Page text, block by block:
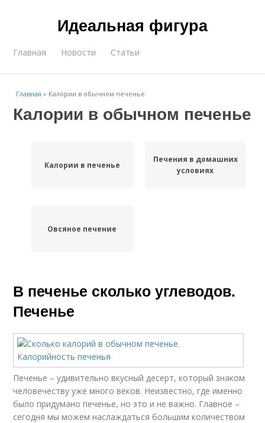
Идеальная фигура
Главная Новости Статьи
Главная » Калории в обычном печенье
Калории в обычном печенье
Калории в печенье
Печения в домашних
условиях
Овсяное печение
В печенье сколько углеводов.
Печенье
Печенье – удивительно вкусный десерт, который знаком
человечеству уже много веков. Неизвестно, где именно
было придумано печенье, но это и не важно. Главное –
сегодня мы можем наслаждаться большим количеством